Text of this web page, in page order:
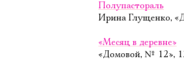
Полупастораль
Ирина Глущенко,
«Месяц в деревне»
«Домовой, № 12»,